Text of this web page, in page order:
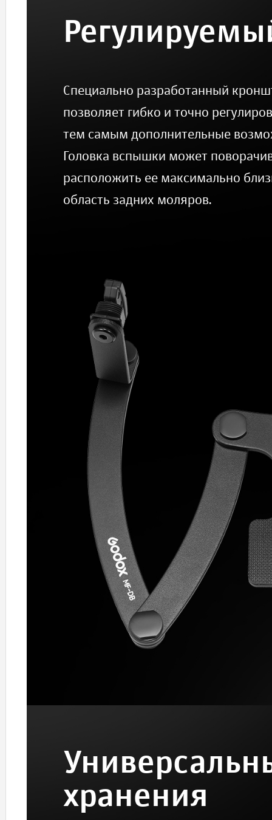
Специально разработанный
позволяет гибко и точно
тем самым дополнительные
Головка вспышки может
расположить ее максимально
область задних моляров.
хранения